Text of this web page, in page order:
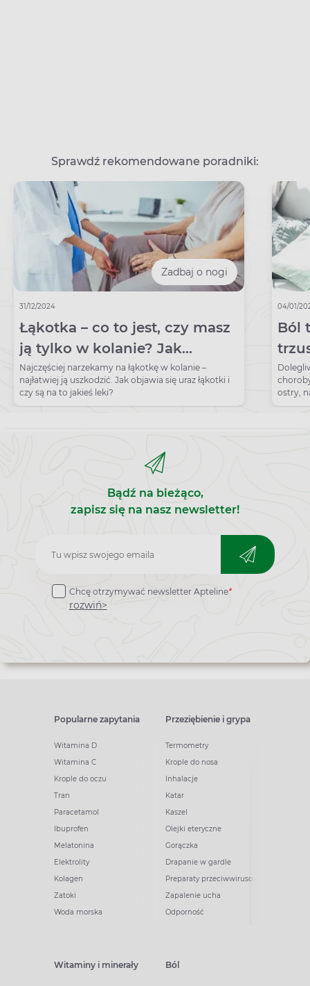
Sprawdź rekomendowane poradniki:
Zadbaj o nogi
31/12/2024
Łąkotka – co to jest, czy masz
ją tylko w kolanie? Jak
rozpoznać uszkodzenie
łąkotki?
Najczęściej narzekamy na łąkotkę w kolanie –
najłatwiej ją uszkodzić. Jak objawia się uraz łąkotki i
czy są na to jakieś leki?
04/01/
Ból
ostry,
Bądź na bieżąco,
zapisz się na nasz newsletter!
Zapisz
do
newslettera
Chcę otrzymywać newsletter Apteline*
rozwiń>
Popularne zapytania
Witamina D
Witamina C
Krople do oczu
Tran
Paracetamol
Ibuprofen
Melatonina
Elektrolity
Kolagen
Zatoki
Woda morska
Przeziębienie i grypa
Termometry
Krople do nosa
Inhalacje
Katar
Kaszel
Olejki eteryczne
Gorączka
Drapanie w gardle
Preparaty przeciwwirusowe
Zapalenie ucha
Odporność
Witaminy i minerały Ból